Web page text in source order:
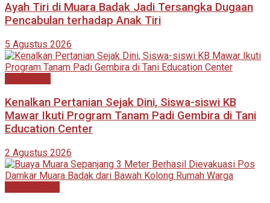
Ayah Tiri di Muara Badak Jadi Tersangka Dugaan
Pencabulan terhadap Anak Tiri
5 Agustus 2026
Kenalkan Pertanian Sejak Dini, Siswa-siswi KB
Mawar Ikuti Program Tanam Padi Gembira di Tani
Education Center
2 Agustus 2026